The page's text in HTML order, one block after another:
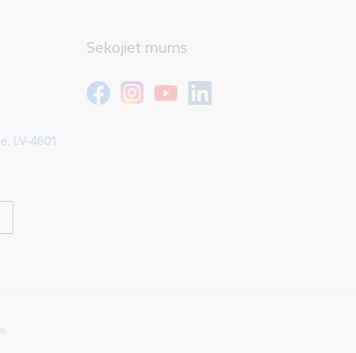
LV-4601
Sekojiet mums